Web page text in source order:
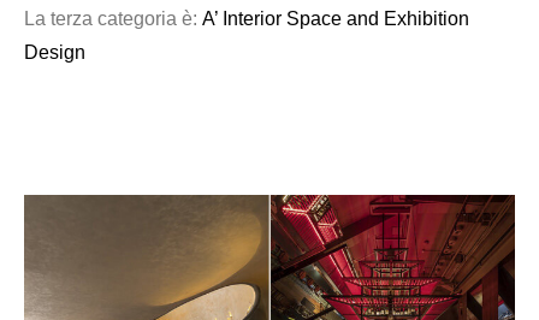
La terza categoria è: A’ Interior Space and Exhibition
Design